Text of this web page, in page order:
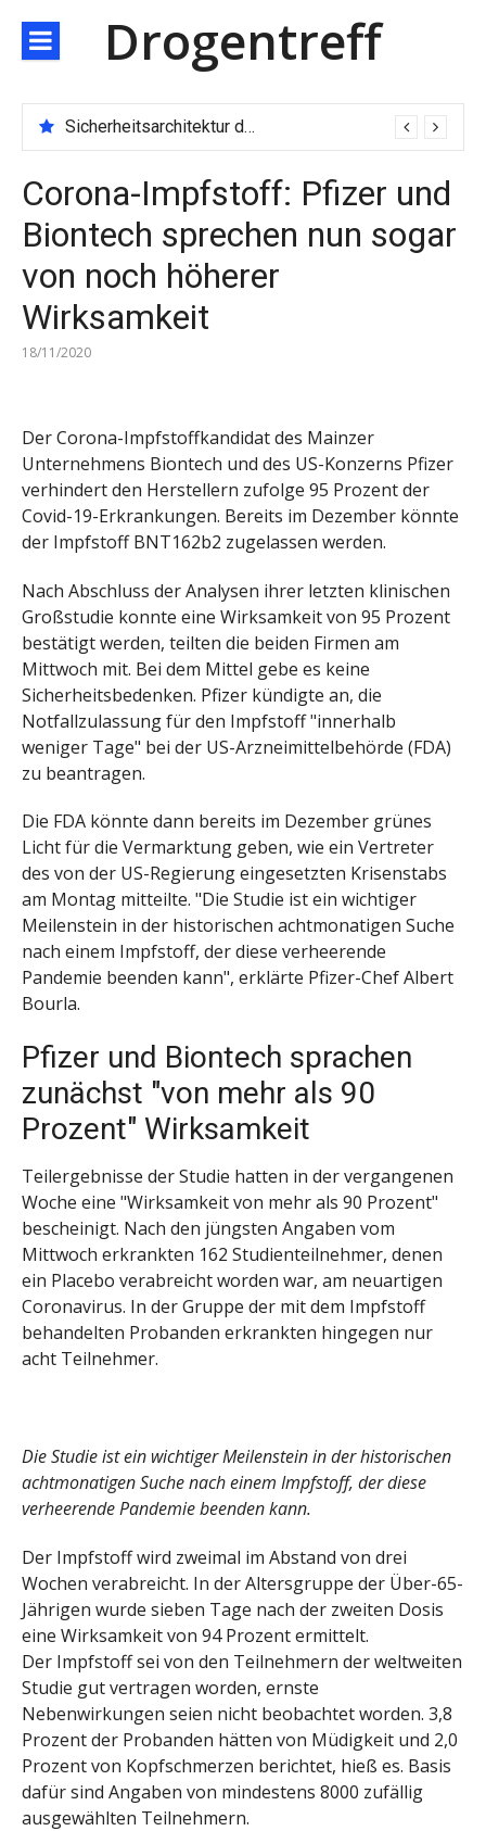
zum
Inhalt
Drogentreff
Sicherheitsarchitektur der nächsten Generation: JARXE kombiniert Multi-Wallet und MPC als Schutzschild für digitales Vertrauen
Corona-Impfstoff: Pfizer und
Biontech sprechen nun sogar
von noch höherer
Wirksamkeit
18/11/2020
Der Corona-Impfstoffkandidat des Mainzer
Unternehmens Biontech und des US-Konzerns Pfizer
verhindert den Herstellern zufolge 95 Prozent der
Covid-19-Erkrankungen. Bereits im Dezember könnte
der Impfstoff BNT162b2 zugelassen werden.
Nach Abschluss der Analysen ihrer letzten klinischen
Großstudie konnte eine Wirksamkeit von 95 Prozent
bestätigt werden, teilten die beiden Firmen am
Mittwoch mit. Bei dem Mittel gebe es keine
Sicherheitsbedenken. Pfizer kündigte an, die
Notfallzulassung für den Impfstoff "innerhalb
weniger Tage" bei der US-Arzneimittelbehörde (FDA)
zu beantragen.
Die FDA könnte dann bereits im Dezember grünes
Licht für die Vermarktung geben, wie ein Vertreter
des von der US-Regierung eingesetzten Krisenstabs
am Montag mitteilte. "Die Studie ist ein wichtiger
Meilenstein in der historischen achtmonatigen Suche
nach einem Impfstoff, der diese verheerende
Pandemie beenden kann", erklärte Pfizer-Chef Albert
Bourla.
Pfizer und Biontech sprachen
zunächst "von mehr als 90
Prozent" Wirksamkeit
Teilergebnisse der Studie hatten in der vergangenen
Woche eine "Wirksamkeit von mehr als 90 Prozent"
bescheinigt. Nach den jüngsten Angaben vom
Mittwoch erkrankten 162 Studienteilnehmer, denen
ein Placebo verabreicht worden war, am neuartigen
Coronavirus. In der Gruppe der mit dem Impfstoff
behandelten Probanden erkrankten hingegen nur
acht Teilnehmer.
Die Studie ist ein wichtiger Meilenstein in der historischen
achtmonatigen Suche nach einem Impfstoff, der diese
verheerende Pandemie beenden kann.
Der Impfstoff wird zweimal im Abstand von drei
Wochen verabreicht. In der Altersgruppe der Über-65-
Jährigen wurde sieben Tage nach der zweiten Dosis
eine Wirksamkeit von 94 Prozent ermittelt.
Der Impfstoff sei von den Teilnehmern der weltweiten
Studie gut vertragen worden, ernste
Nebenwirkungen seien nicht beobachtet worden. 3,8
Prozent der Probanden hätten von Müdigkeit und 2,0
Prozent von Kopfschmerzen berichtet, hieß es. Basis
dafür sind Angaben von mindestens 8000 zufällig
ausgewählten Teilnehmern.